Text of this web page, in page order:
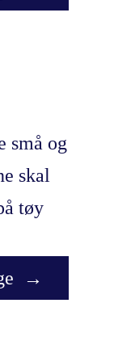
små og
skal
tøy
→